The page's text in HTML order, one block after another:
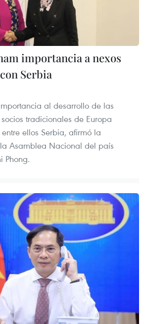
importancia a nexos
Serbia
al desarrollo de las
tradicionales de Europa
ellos Serbia, afirmó la
Asamblea Nacional del país
Phong.